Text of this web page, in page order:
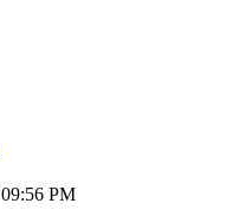
09:56 PM